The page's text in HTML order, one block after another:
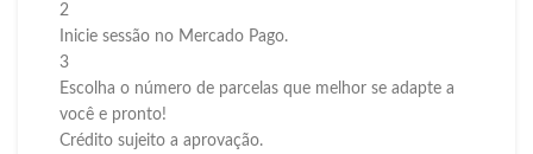
2
Inicie sessão no Mercado Pago.
3
Escolha o número de parcelas que melhor se adapte a
você e pronto!
Crédito sujeito a aprovação.